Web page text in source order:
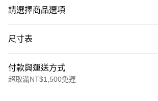
請選擇商品選項
尺寸表
付款與運送方式
超取滿NT$1,500免運